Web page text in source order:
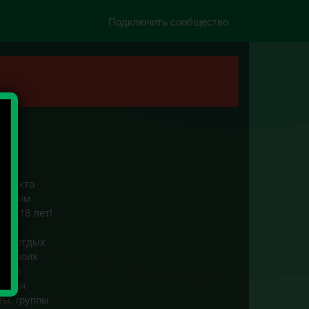
Подключить сообщество
кто
18 лет!
отдых
своих
и
группы